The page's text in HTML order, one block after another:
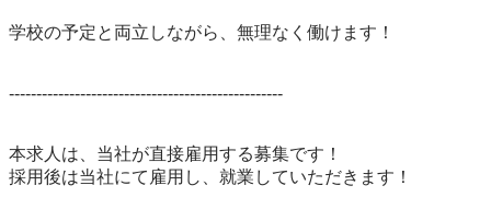
学校の予定と両立しながら、無理なく働けます！
--------------------------------------------------
本求人は、当社が直接雇用する募集です！
採用後は当社にて雇用し、就業していただきます！